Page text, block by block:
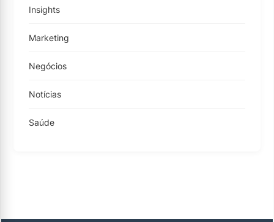
Insights
Marketing
Negócios
Notícias
Saúde